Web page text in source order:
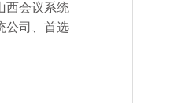
西会议系统
公司
首选